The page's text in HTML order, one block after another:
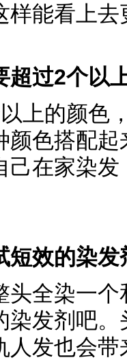
样能看上去
超过2个以
的颜色
颜色搭配
己在家染
短效的染发
全染一个
染发剂吧
人发也会